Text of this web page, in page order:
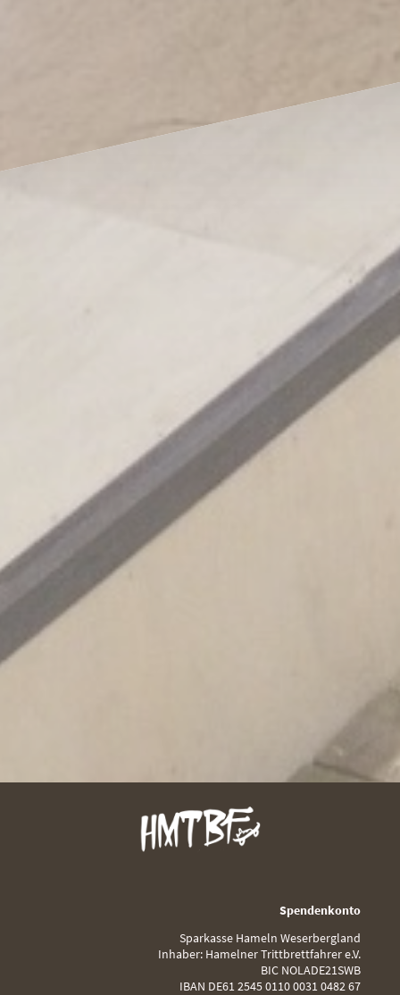
Spendenkonto
Sparkasse Hameln Weserbergland
Inhaber: Hamelner Trittbrettfahrer e.V.
BIC NOLADE21SWB
IBAN DE61 2545 0110 0031 0482 67